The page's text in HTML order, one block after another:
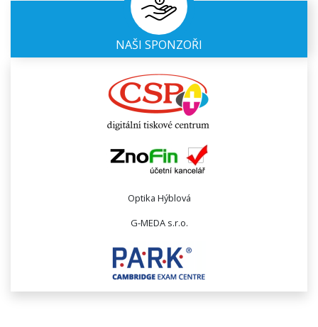
NAŠI SPONZOŘI
Optika Hýblová
G-MEDA s.r.o.